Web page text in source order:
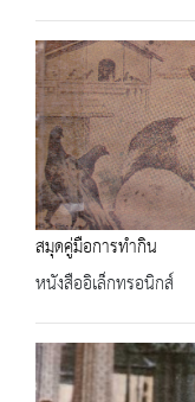
สมุดคู่มือการทำกิน
หนังสืออิเล็กทรอนิกส์